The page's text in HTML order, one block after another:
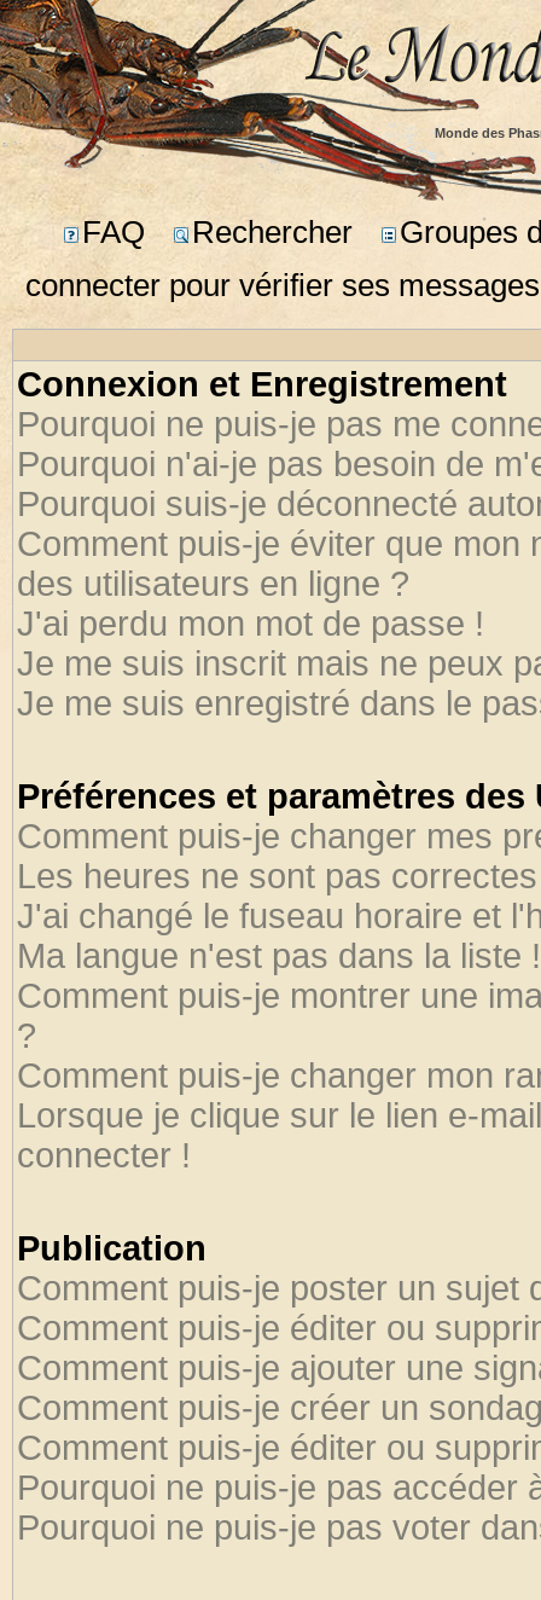
Monde des
FAQ Rechercher
Groupes
connecter pour vérifier ses
Connexion et Enregistrement
Pourquoi ne puis-je pas me
Pourquoi n'ai-je pas besoin de
Pourquoi suis-je déconnecté
Comment puis-je éviter que mon
des utilisateurs en ligne ?
J'ai perdu mon mot de passe !
Je me suis inscrit mais ne peux
Je me suis enregistré dans le
Préférences et paramètres
Comment puis-je changer mes
Les heures ne sont pas
J'ai changé le fuseau horaire et
Ma langue n'est pas dans la liste !
Comment puis-je montrer une
?
Comment puis-je changer mon
Lorsque je clique sur le lien e-
connecter !
Publication
Comment puis-je poster un sujet
Comment puis-je éditer ou
Comment puis-je ajouter une
Comment puis-je créer un
Comment puis-je éditer ou
Pourquoi ne puis-je pas accéder
Pourquoi ne puis-je pas voter